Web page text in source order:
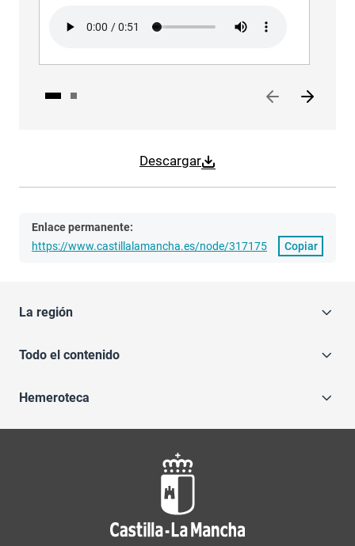
Descargar
Enlace permanente:
https://www.castillalamancha.es/node/317175
Copiar
La región
Todo el contenido
Hemeroteca